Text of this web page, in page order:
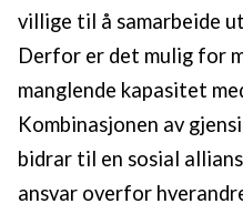
villige til å samarbeide
Derfor er det mulig for
manglende kapasitet
Kombinasjonen av
bidrar til en sosial
ansvar overfor